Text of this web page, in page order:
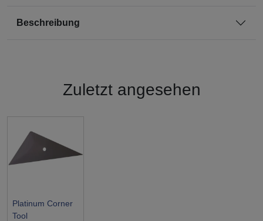
Beschreibung
Zuletzt angesehen
Platinum Corner
Tool